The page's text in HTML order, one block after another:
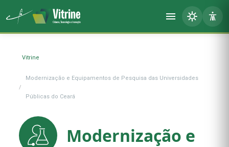
Vitrine
Modernização e Equipamentos de Pesquisa das Universidades
Públicas do Ceará
Modernização e